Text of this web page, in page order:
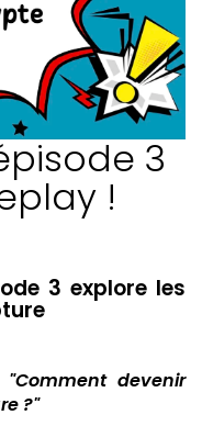
3
!
3 explore les
devenir
?"